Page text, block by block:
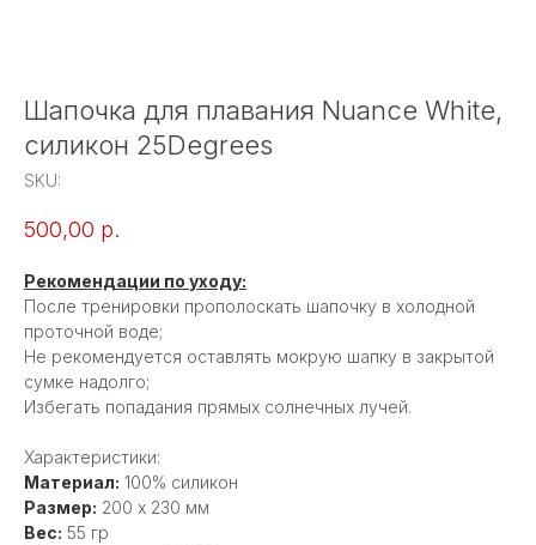
Шапочка для плавания Nuance White,
силикон 25Degrees
SKU:
500,00 р.
Рекомендации по уходу:
После тренировки прополоскать шапочку в холодной
проточной воде;
Не рекомендуется оставлять мокрую шапку в закрытой
сумке надолго;
Избегать попадания прямых солнечных лучей.
Характеристики:
Материал: 100% силикон
Размер: 200 х 230 мм
Вес: 55 гр